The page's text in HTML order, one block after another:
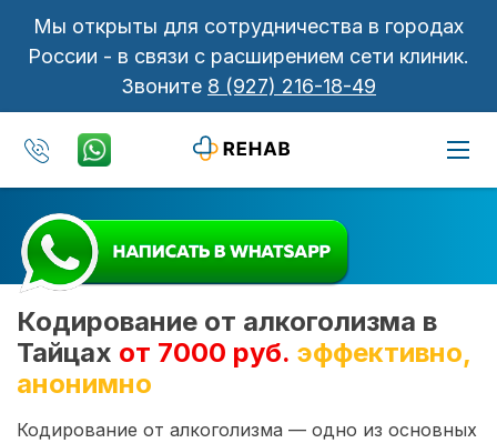
Мы открыты для сотрудничества в городах
России - в связи с расширением сети клиник.
Звоните 8 (927) 216-18-49
Кодирование от алкоголизма в
Тайцах от 7000 руб. эффективно,
анонимно
Кодирование от алкоголизма — одно из основных